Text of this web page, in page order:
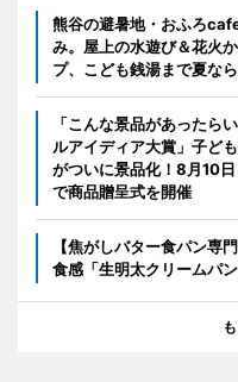
熊谷の避暑地・おふろ
み。屋上の水遊び＆花火
プ、こども銭湯まで夏な
「こんな景品があったら
ルアイディア大賞」子ど
がついに景品化！8月10
で商品贈呈式を開催
【焦がしバター食パン専
食感「生明太クリームパ